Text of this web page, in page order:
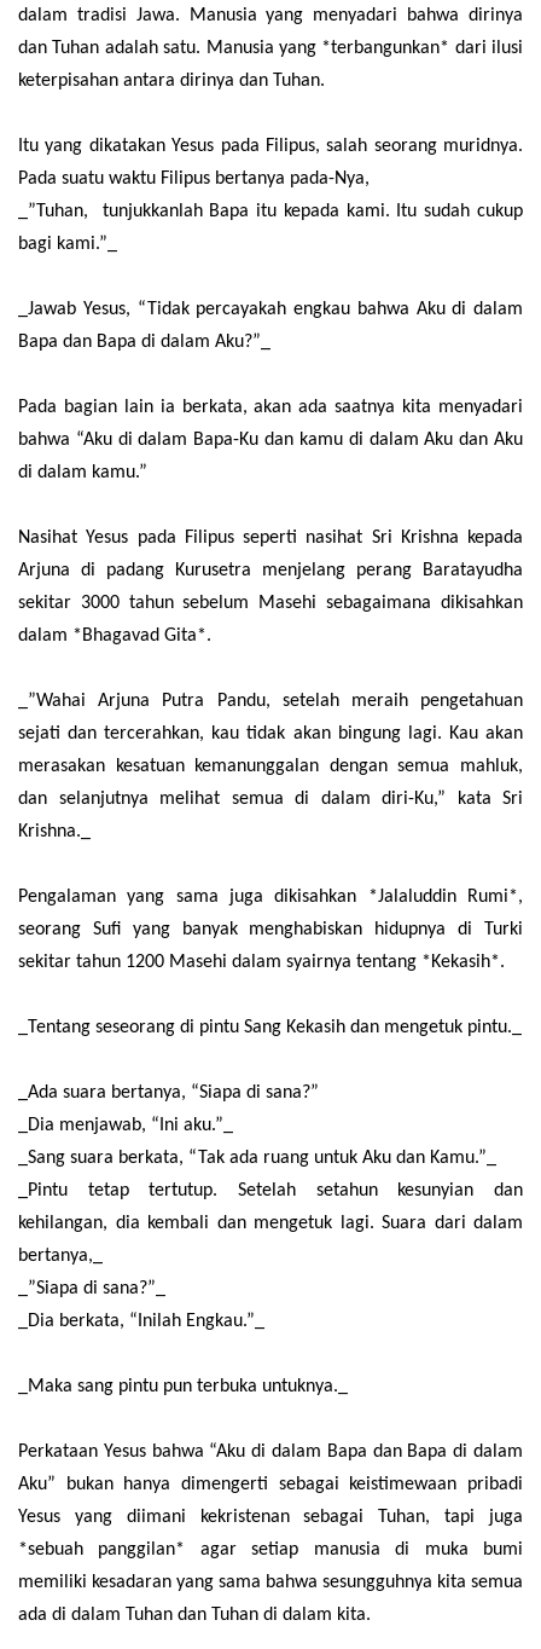
dalam tradisi Jawa. Manusia yang menyadari bahwa dirinya
dan Tuhan adalah satu. Manusia yang *terbangunkan* dari ilusi
keterpisahan antara dirinya dan Tuhan.
Itu yang dikatakan Yesus pada Filipus, salah seorang muridnya.
Pada suatu waktu Filipus bertanya pada-Nya,
_”Tuhan, tunjukkanlah Bapa itu kepada kami. Itu sudah cukup
bagi kami.”_
_Jawab Yesus, “Tidak percayakah engkau bahwa Aku di dalam
Bapa dan Bapa di dalam Aku?”_
Pada bagian lain ia berkata, akan ada saatnya kita menyadari
bahwa “Aku di dalam Bapa-Ku dan kamu di dalam Aku dan Aku
di dalam kamu.”
Nasihat Yesus pada Filipus seperti nasihat Sri Krishna kepada
Arjuna di padang Kurusetra menjelang perang Baratayudha
sekitar 3000 tahun sebelum Masehi sebagaimana dikisahkan
dalam *Bhagavad Gita*.
_”Wahai Arjuna Putra Pandu, setelah meraih pengetahuan
sejati dan tercerahkan, kau tidak akan bingung lagi. Kau akan
merasakan kesatuan kemanunggalan dengan semua mahluk,
dan selanjutnya melihat semua di dalam diri-Ku,” kata Sri
Krishna._
Pengalaman yang sama juga dikisahkan *Jalaluddin Rumi*,
seorang Sufi yang banyak menghabiskan hidupnya di Turki
sekitar tahun 1200 Masehi dalam syairnya tentang *Kekasih*.
_Tentang seseorang di pintu Sang Kekasih dan mengetuk pintu._
_Ada suara bertanya, “Siapa di sana?”
_Dia menjawab, “Ini aku.”_
_Sang suara berkata, “Tak ada ruang untuk Aku dan Kamu.”_
_Pintu tetap tertutup. Setelah setahun kesunyian dan
kehilangan, dia kembali dan mengetuk lagi. Suara dari dalam
bertanya,_
_”Siapa di sana?”_
_Dia berkata, “Inilah Engkau.”_
_Maka sang pintu pun terbuka untuknya._
Perkataan Yesus bahwa “Aku di dalam Bapa dan Bapa di dalam
Aku” bukan hanya dimengerti sebagai keistimewaan pribadi
Yesus yang diimani kekristenan sebagai Tuhan, tapi juga
*sebuah panggilan* agar setiap manusia di muka bumi
memiliki kesadaran yang sama bahwa sesungguhnya kita semua
ada di dalam Tuhan dan Tuhan di dalam kita.